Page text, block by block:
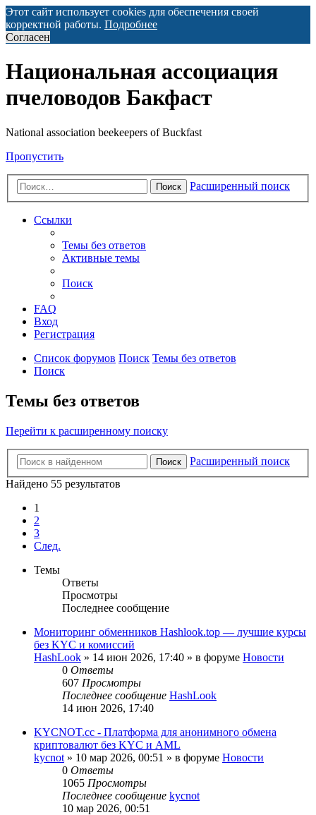
Этот сайт использует cookies для обеспечения своей
корректной работы. Подробнее
Согласен
Национальная ассоциация
пчеловодов Бакфаст
National association beekeepers of Buckfast
Пропустить
Поиск Расширенный поиск
Ссылки
Темы без ответов
Активные темы
Поиск
FAQ
Вход
Регистрация
Список форумов Поиск Темы без ответов
Поиск
Темы без ответов
Перейти к расширенному поиску
Поиск
Расширенный поиск
Найдено 55 результатов
1
2
3
След.
Темы
Ответы
Просмотры
Последнее сообщение
Мониторинг обменников Hashlook.top — лучшие курсы
без KYC и комиссий
HashLook » 14 июн 2026, 17:40 » в форуме Новости
0 Ответы
607 Просмотры
Последнее сообщение HashLook
14 июн 2026, 17:40
KYCNOT.cc - Платформа для анонимного обмена
криптовалют без KYC и AML
kycnot » 10 мар 2026, 00:51 » в форуме Новости
0 Ответы
1065 Просмотры
Последнее сообщение kycnot
10 мар 2026, 00:51